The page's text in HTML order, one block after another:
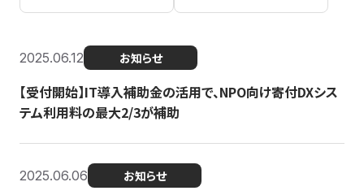
2025.06.12 お知らせ
【受付開始】IT導入補助金の活用で、NPO向け寄付DXシス
テム利用料の最大2/3が補助
2025.06.06 お知らせ